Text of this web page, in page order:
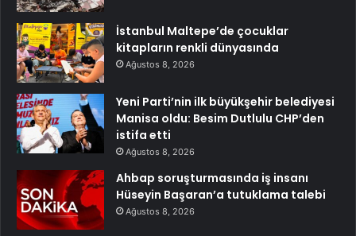
İstanbul Maltepe’de çocuklar
kitapların renkli dünyasında
Ağustos 8, 2026
Yeni Parti’nin ilk büyükşehir belediyesi
Manisa oldu: Besim Dutlulu CHP’den
istifa etti
Ağustos 8, 2026
Ahbap soruşturmasında iş insanı
Hüseyin Başaran’a tutuklama talebi
Ağustos 8, 2026